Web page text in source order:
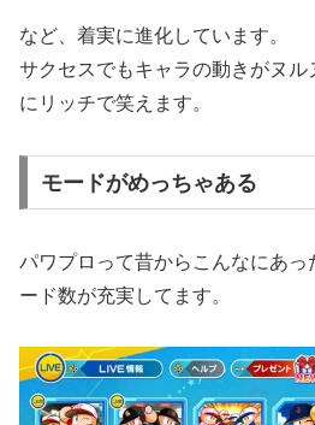
など、着実に進化しています。
サクセスでもキャラの動きがヌ
にリッチで笑えます。
モードがめっちゃある
パワプロって昔からこんなにあ
ード数が充実してます。